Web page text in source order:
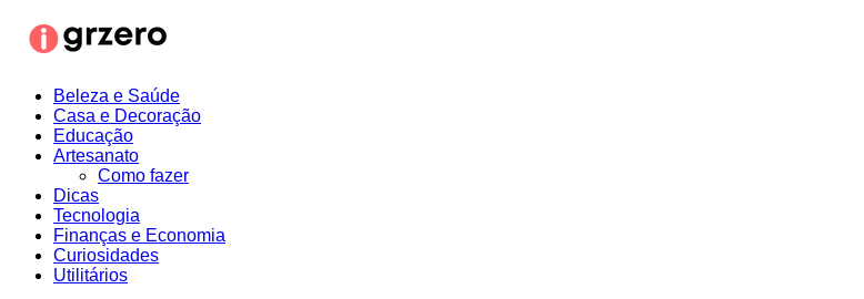
para
Beleza e Saúde
Casa e Decoração
Educação
Artesanato
Como fazer
Dicas
Tecnologia
Finanças e Economia
Curiosidades
Utilitários